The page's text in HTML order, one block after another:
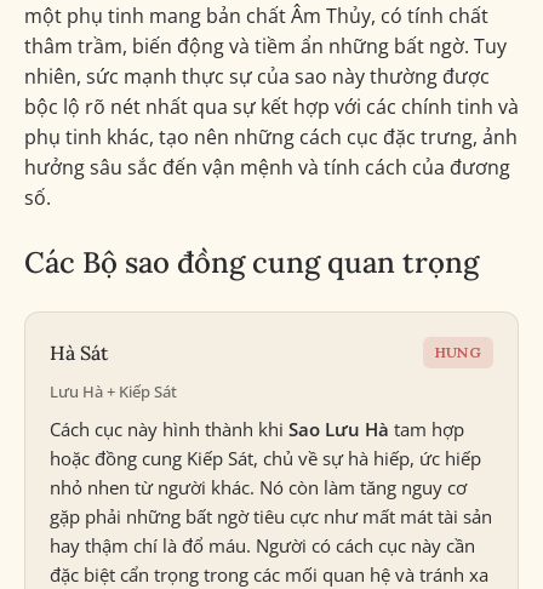
một phụ tinh mang bản chất Âm Thủy, có tính chất
thâm trầm, biến động và tiềm ẩn những bất ngờ. Tuy
nhiên, sức mạnh thực sự của sao này thường được
bộc lộ rõ nét nhất qua sự kết hợp với các chính tinh và
phụ tinh khác, tạo nên những cách cục đặc trưng, ảnh
hưởng sâu sắc đến vận mệnh và tính cách của đương
số.
Các Bộ sao đồng cung quan trọng
Hà Sát HUNG
Lưu Hà + Kiếp Sát
Cách cục này hình thành khi Sao Lưu Hà tam hợp
hoặc đồng cung Kiếp Sát, chủ về sự hà hiếp, ức hiếp
nhỏ nhen từ người khác. Nó còn làm tăng nguy cơ
gặp phải những bất ngờ tiêu cực như mất mát tài sản
hay thậm chí là đổ máu. Người có cách cục này cần
đặc biệt cẩn trọng trong các mối quan hệ và tránh xa